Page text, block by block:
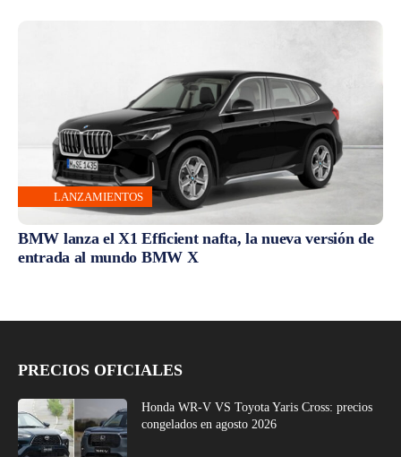
LANZAMIENTOS
BMW lanza el X1 Efficient nafta, la nueva versión de
entrada al mundo BMW X
PRECIOS OFICIALES
Honda WR-V VS Toyota Yaris Cross: precios
congelados en agosto 2026